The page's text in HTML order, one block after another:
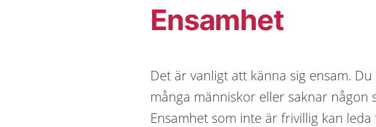
Ensamhet
Det är vanligt att känna sig ensam.
många människor eller saknar någon
Ensamhet som inte är frivillig kan